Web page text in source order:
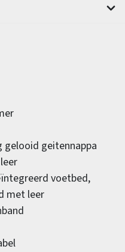
gelooid geitennappa
voetbed,
met leer